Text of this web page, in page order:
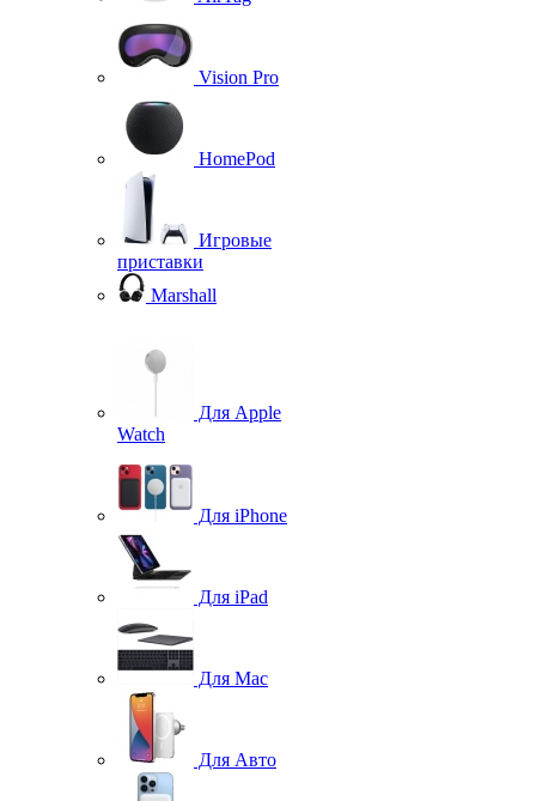
Vision Pro
HomePod
Игровые
приставки
Marshall
Для Apple
Watch
Для iPhone
Для iPad
Для Mac
Для Авто